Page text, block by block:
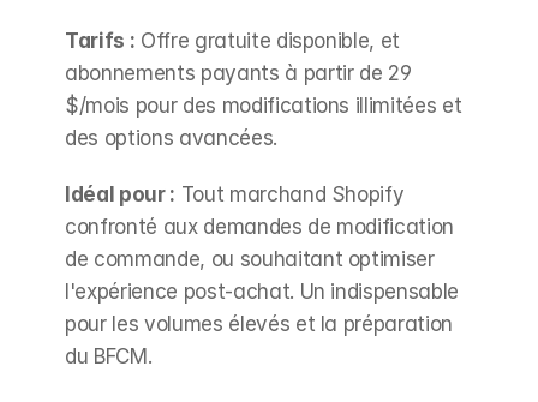
Tarifs : Offre gratuite disponible, et
abonnements payants à partir de 29
$/mois pour des modifications illimitées et
des options avancées.
Idéal pour : Tout marchand Shopify
confronté aux demandes de modification
de commande, ou souhaitant optimiser
l'expérience post-achat. Un indispensable
pour les volumes élevés et la préparation
du BFCM.